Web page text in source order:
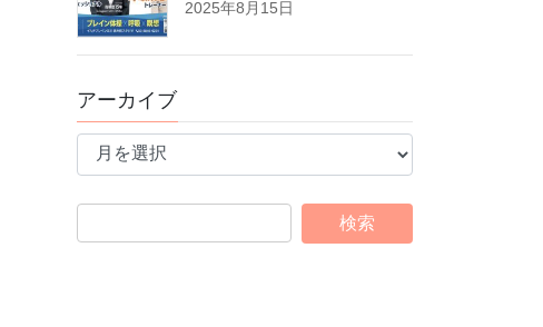
2025年8月15日
アーカイブ
ア
ブ